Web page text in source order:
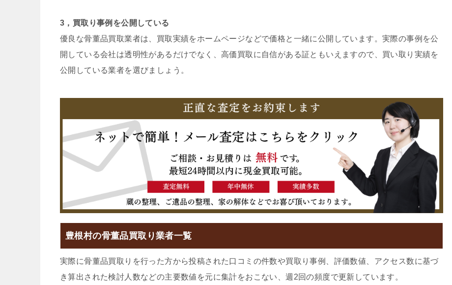
3，買取り事例を公開している
優良な骨董品買取業者は、買取実績をホームページなどで価格と一緒に公開しています。実際の事例を公
開している会社は透明性があるだけでなく、高価買取に自信がある証ともいえますので、買い取り実績を
公開している業者を選びましょう。
豊根村の骨董品買取り業者一覧
実際に骨董品買取りを行った方から投稿された口コミの件数や買取り事例、評価数値、アクセス数に基づ
き算出された検討人数などの主要数値を元に集計をおこない、週2回の頻度で更新しています。